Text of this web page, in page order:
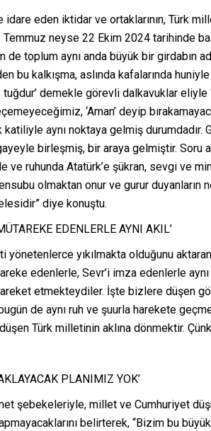
eden iktidar ve ortaklarının, Türk
neyse 22 Ekim 2024 tarihinde
de toplum aynı anda büyük bir girdabın
bu kalkışma, aslında kafalarında
tuğdur’ demekle görevli dalkavuklar
‘Aman’ deyip
katiliyle aynı noktaya gelmiş
birleşmiş, bir araya gelmiştir. Soru
ve ruhunda Atatürk’e şükran, sevgi ve
olmaktan onur ve gurur duyanların
diye konuştu.
EDENLERLE AYNI AKIL’
yönetenlerce yıkılmakta olduğunu
edenlerle, Sevr’i imza edenlerle
etmekteydiler. İşte bizlere düşen
bugün de aynı ruh ve şuurla harekete
Türk milletinin aklına dönmektir.
PLANIMIZ YOK’
şebekeleriyle, millet ve Cumhuriyet
belirterek, “Bizim bu